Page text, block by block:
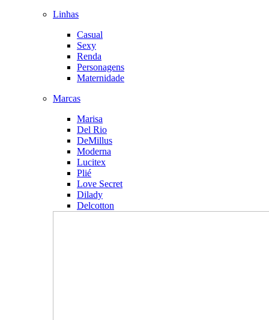
Linhas
Casual
Sexy
Renda
Personagens
Maternidade
Marcas
Marisa
Del Rio
DeMillus
Moderna
Lucitex
Plié
Love Secret
Dilady
Delcotton